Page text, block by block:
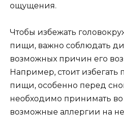
ощущения.
Чтобы избежать
пищи, важно соблюдать
возможных причин его
Например, стоит избегать
пищи, особенно перед
необходимо принимать
возможные аллергии на